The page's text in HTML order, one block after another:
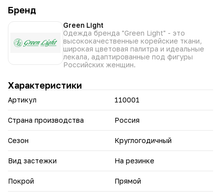
износу и сохраняет внешний вид даже при частой носке.
• Универсальный дизайн: лаконичный силуэт органично
смотрится и в деловых, и в повседневных комплектах.
• Комфорт в течение всего дня: ткань приятная к телу и
не теряет форму.
• Стильный акцент: сдержанный крой делает брюки
базой, которая легко сочетается с разными элементами
уверенно и элегантно в любой ситуации.
Бренд
Green Light
Одежда бренда "Green Light" - это
высококачественные корейские ткани,
широкая цветовая палитра и идеальные
лекала, адаптированные под фигуры
Российских женщин.
Характеристики
Артикул 110001
Страна производства Россия
Сезон Круглогодичный
Вид застежки На резинке
Покрой Прямой